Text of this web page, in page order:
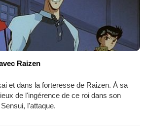
Raizen
et dans la forteresse de Raizen. À sa
de l'ingérence de ce roi dans son
l'attaque.